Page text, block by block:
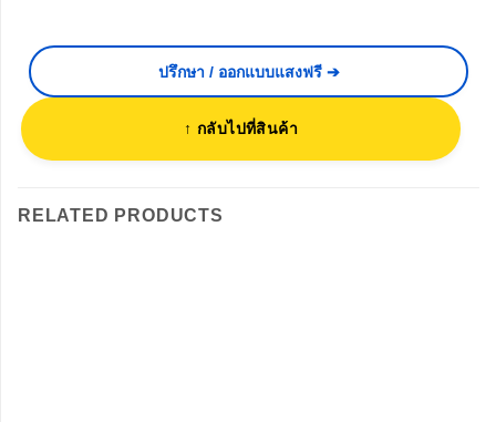
ปรึกษา / ออกแบบแสงฟรี ➔
↑ กลับไปที่สินค้า
RELATED PRODUCTS